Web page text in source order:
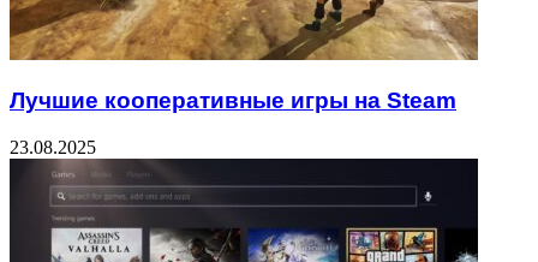
Лучшие кооперативные игры на Steam
23.08.2025